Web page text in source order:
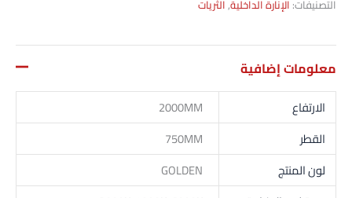
التصنيفات: الإنارة الداخلية,الثريات
معلومات إضافية
الارتفاع
2000MM
القطر
750MM
لون المنتج
GOLDEN